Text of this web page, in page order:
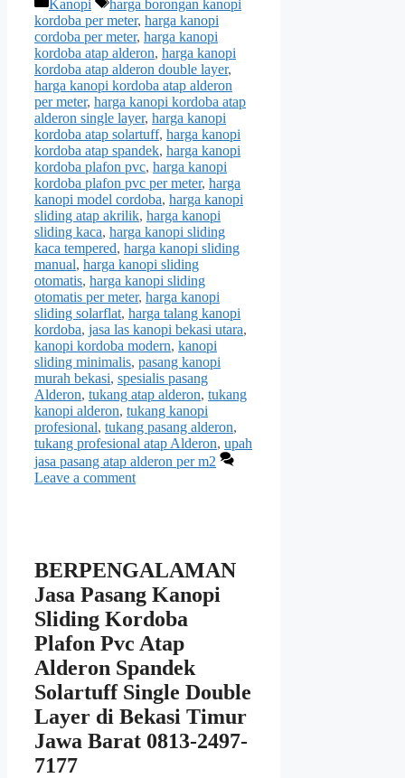
Kanopi
harga borongan kanopi
kordoba per meter, harga kanopi
cordoba per meter, harga kanopi
kordoba atap alderon, harga kanopi
kordoba atap alderon double layer,
harga kanopi kordoba atap alderon
per meter, harga kanopi kordoba atap
alderon single layer, harga kanopi
kordoba atap solartuff, harga kanopi
kordoba atap spandek, harga kanopi
kordoba plafon pvc, harga kanopi
kordoba plafon pvc per meter, harga
kanopi model cordoba, harga kanopi
sliding atap akrilik, harga kanopi
sliding kaca, harga kanopi sliding
kaca tempered, harga kanopi sliding
manual, harga kanopi sliding
otomatis, harga kanopi sliding
otomatis per meter, harga kanopi
sliding solarflat, harga talang kanopi
kordoba, jasa las kanopi bekasi utara,
kanopi kordoba modern, kanopi
sliding minimalis, pasang kanopi
murah bekasi, spesialis pasang
Alderon, tukang atap alderon, tukang
kanopi alderon, tukang kanopi
profesional, tukang pasang alderon,
tukang profesional atap Alderon, upah
jasa pasang atap alderon per m2
Leave a comment
BERPENGALAMAN
Jasa Pasang Kanopi
Sliding Kordoba
Plafon Pvc Atap
Alderon Spandek
Solartuff Single Double
Layer di Bekasi Timur
Jawa Barat 0813-2497-
7177